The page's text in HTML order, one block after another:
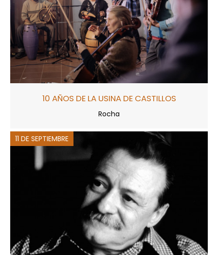
10 AÑOS DE LA USINA DE CASTILLOS
Rocha
11 DE SEPTIEMBRE